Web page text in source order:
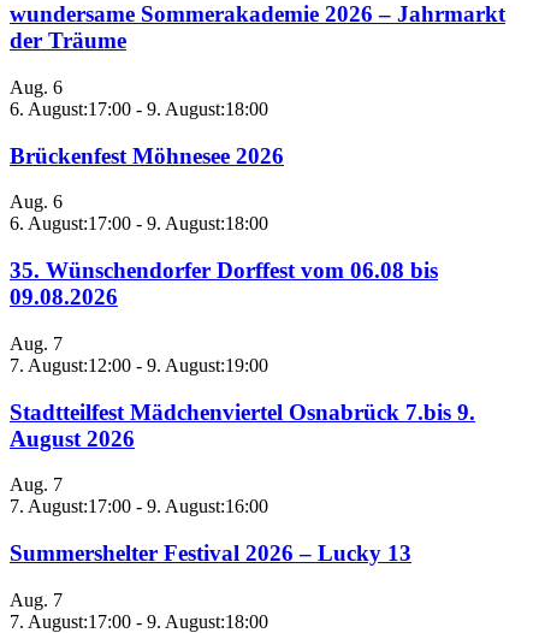
wundersame Sommerakademie 2026 – Jahrmarkt
der Träume
Aug. 6
6. August:17:00 - 9. August:18:00
Brückenfest Möhnesee 2026
Aug. 6
6. August:17:00 - 9. August:18:00
35. Wünschendorfer Dorffest vom 06.08 bis
09.08.2026
Aug. 7
7. August:12:00 - 9. August:19:00
Stadtteilfest Mädchenviertel Osnabrück 7.bis 9.
August 2026
Aug. 7
7. August:17:00 - 9. August:16:00
Summershelter Festival 2026 – Lucky 13
Aug. 7
7. August:17:00 - 9. August:18:00